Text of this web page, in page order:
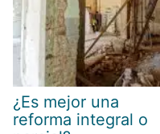
¿Es mejor una
reforma integral o